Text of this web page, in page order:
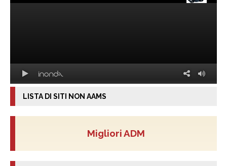
LISTA DI SITI NON AAMS
Migliori ADM